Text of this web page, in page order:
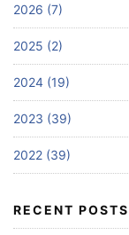
2026 (7)
2025 (2)
2024 (19)
2023 (39)
2022 (39)
RECENT POSTS